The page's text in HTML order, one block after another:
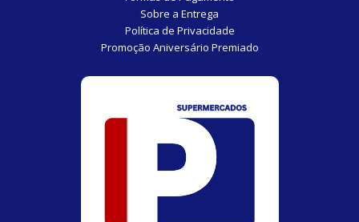
Sobre a Entrega
Política de Privacidade
Promoção Aniversário Premiado